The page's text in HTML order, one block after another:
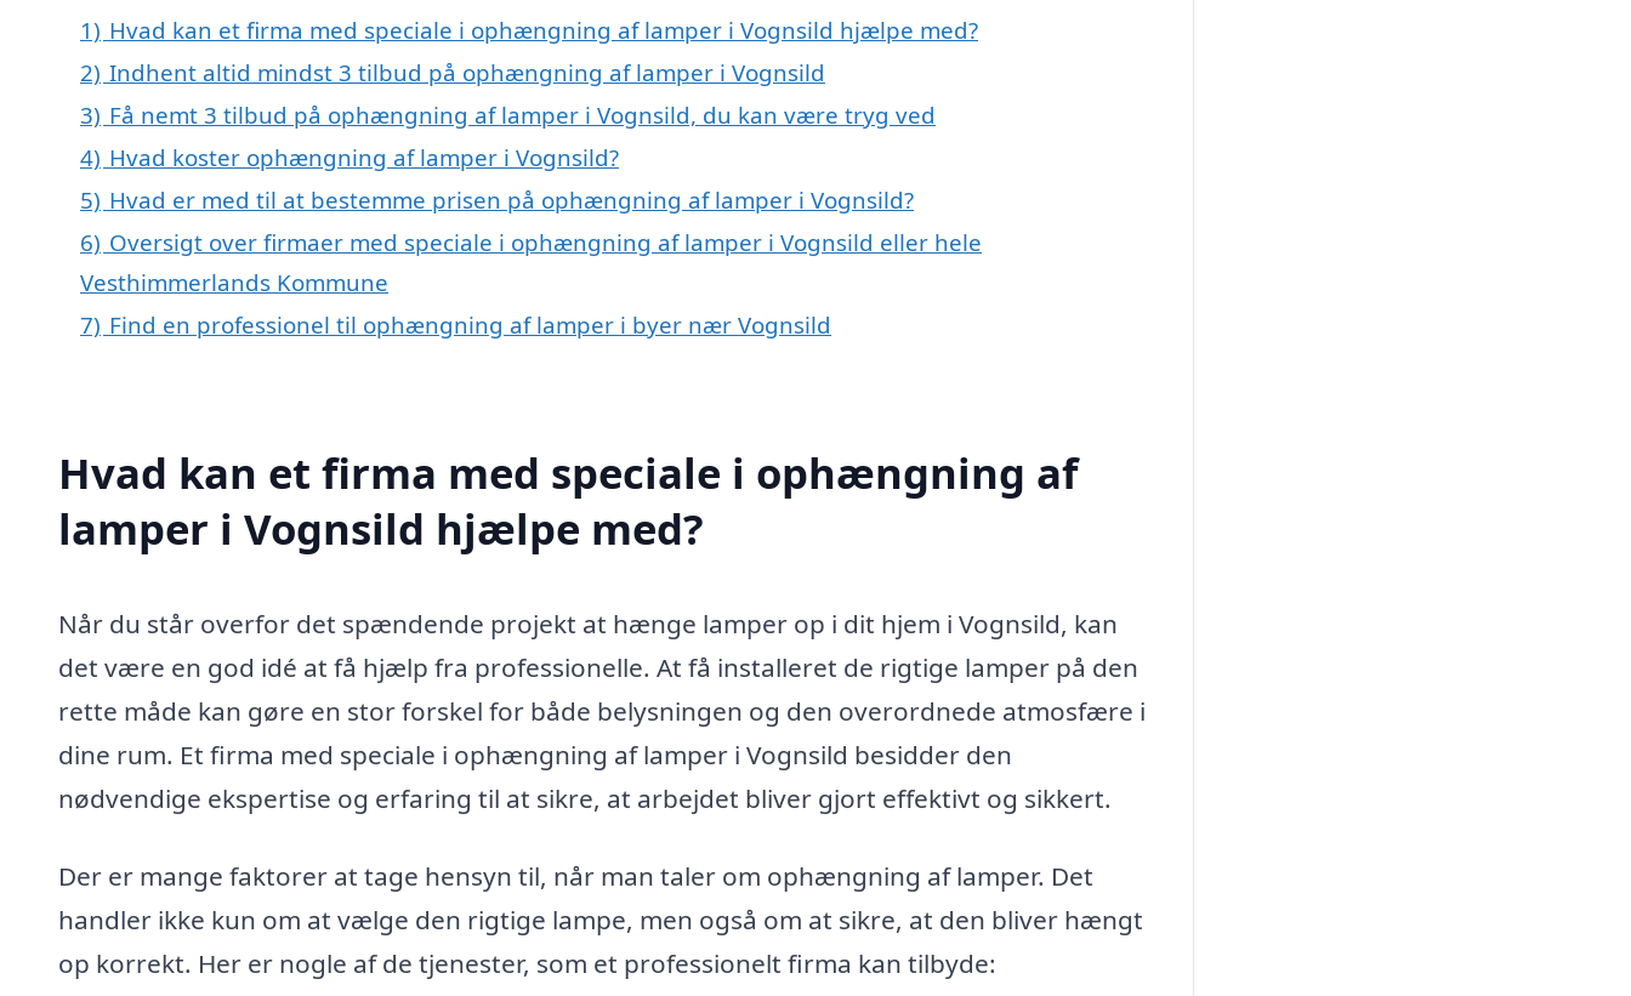
1) Hvad kan et firma med speciale i ophængning af lamper i Vognsild hjælpe med?
2) Indhent altid mindst 3 tilbud på ophængning af lamper i Vognsild
3) Få nemt 3 tilbud på ophængning af lamper i Vognsild, du kan være tryg ved
4) Hvad koster ophængning af lamper i Vognsild?
5) Hvad er med til at bestemme prisen på ophængning af lamper i Vognsild?
6) Oversigt over firmaer med speciale i ophængning af lamper i Vognsild eller hele
Vesthimmerlands Kommune
7) Find en professionel til ophængning af lamper i byer nær Vognsild
Hvad kan et firma med speciale i ophængning af
lamper i Vognsild hjælpe med?
Når du står overfor det spændende projekt at hænge lamper op i dit hjem i Vognsild, kan
det være en god idé at få hjælp fra professionelle. At få installeret de rigtige lamper på den
rette måde kan gøre en stor forskel for både belysningen og den overordnede atmosfære i
dine rum. Et firma med speciale i ophængning af lamper i Vognsild besidder den
nødvendige ekspertise og erfaring til at sikre, at arbejdet bliver gjort effektivt og sikkert.
Der er mange faktorer at tage hensyn til, når man taler om ophængning af lamper. Det
handler ikke kun om at vælge den rigtige lampe, men også om at sikre, at den bliver hængt
op korrekt. Her er nogle af de tjenester, som et professionelt firma kan tilbyde: